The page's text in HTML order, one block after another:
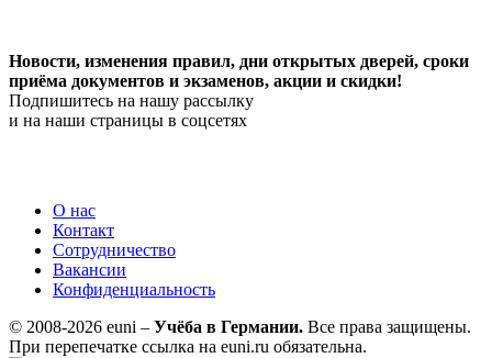
Новости, изменения правил, дни открытых дверей, сроки
приёма документов и экзаменов, акции и скидки!
Подпишитесь на нашу рассылку
и на наши страницы в соцсетях
О нас
Контакт
Сотрудничество
Вакансии
Конфиденциальность
© 2008-2026 euni – Учёба в Германии. Все права защищены.
При перепечатке ссылка на euni.ru обязательна.